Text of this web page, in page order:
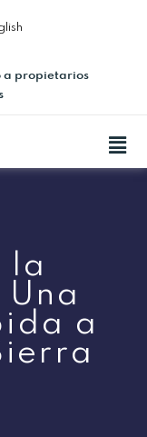
a propietarios
la
a